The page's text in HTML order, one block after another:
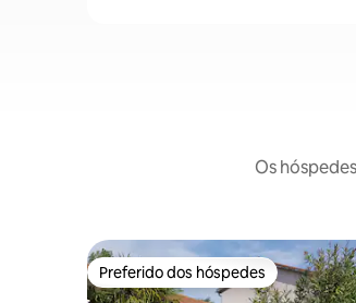
Os
Preferido dos hóspedes
Preferido dos hóspedes